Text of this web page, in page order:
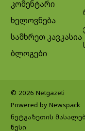
კომენტარი
ხელოვნება
სამხრეთ კავკასია
ბლოგები
© 2026 Netgazeti
Powered by Newspack
ნეტგაზეთის
წესი